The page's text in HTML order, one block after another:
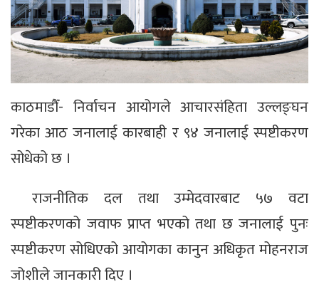
काठमाडौँ- निर्वाचन आयोगले आचारसंहिता उल्लङ्घन
गरेका आठ जनालाई कारबाही र ९४ जनालाई स्पष्टीकरण
सोधेको छ ।
राजनीतिक दल तथा उम्मेदवारबाट ५७ वटा
स्पष्टीकरणको जवाफ प्राप्त भएको तथा छ जनालाई पुनः
स्पष्टीकरण सोधिएको आयोगका कानुन अधिकृत मोहनराज
जोशीले जानकारी दिए ।